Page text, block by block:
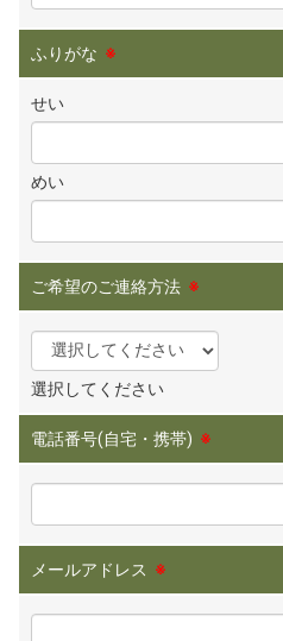
ふりがな ※
せい
めい
ご希望のご連絡方法 ※
選択してください
電話番号(自宅・携帯) ※
メールアドレス ※